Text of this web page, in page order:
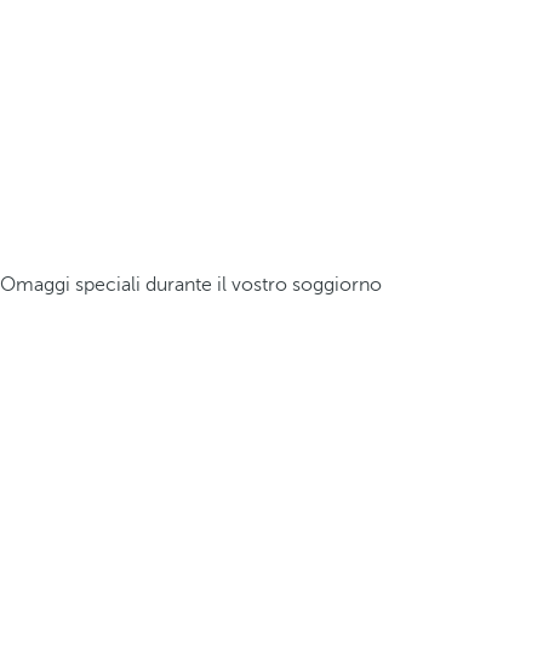
Omaggi speciali durante il vostro soggiorno